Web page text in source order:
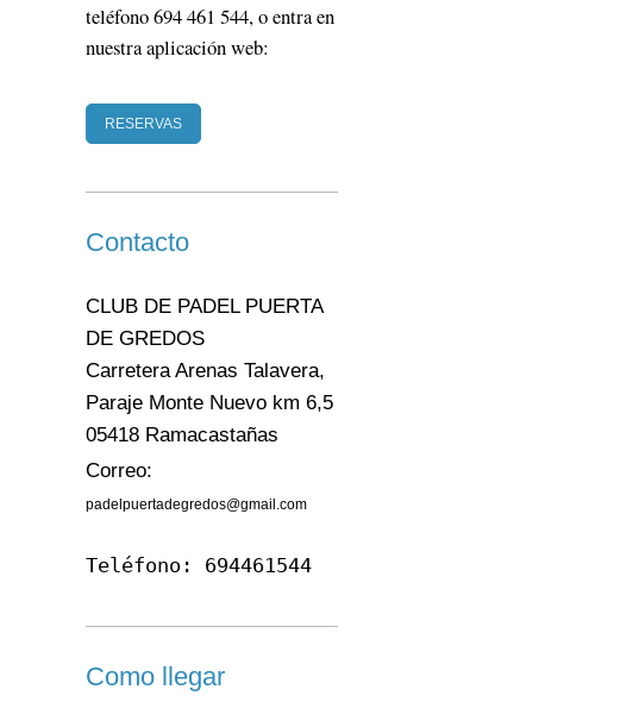
teléfono 694 461 544, o entra en
nuestra aplicación web:
RESERVAS
Contacto
CLUB DE PADEL PUERTA
DE GREDOS
Carretera Arenas Talavera,
Paraje Monte Nuevo km 6,5
05418 Ramacastañas
Correo:
padelpuertadegredos@gmail.com
Teléfono: 694461544
Como llegar